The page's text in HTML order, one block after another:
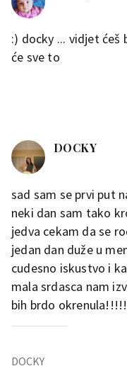
Drzite seee
0
🦸‍♀️31🦸35
🙋‍♂️Jan (8)🙆‍♂️Noel (5)
:) docky ... vidjet ćeš
će sve to
DOCKY
sad sam se prvi put
neki dan sam tako
jedva cekam da se
jedan dan duže u
cudesno iskustvo i
mala srdasca nam
bih brdo okrenula!!!!!
DOCKY